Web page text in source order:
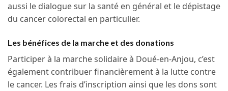
aussi le dialogue sur la santé en général et le dépistage
du cancer colorectal en particulier.
Les bénéfices de la marche et des donations
Participer à la marche solidaire à Doué-en-Anjou, c’est
également contribuer financièrement à la lutte contre
le cancer. Les frais d’inscription ainsi que les dons sont